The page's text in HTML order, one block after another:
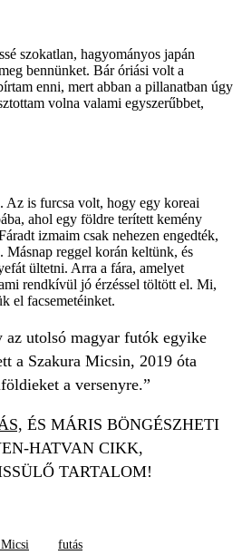
szokatlan, hagyományos japán
bennünket. Bár óriási volt a
enni, mert abban a pillanatban úgy
volna valami egyszerűbbet,
Az is furcsa volt, hogy egy koreai
ahol egy földre terített kemény
izmaim csak nehezen engedték,
Másnap reggel korán keltünk, és
ültetni. Arra a fára, amelyet
rendkívül jó érzéssel töltött el. Mi,
el facsemetéinket.
az utolsó magyar futók egyike
a Szakura Micsin, 2019 óta
a versenyre.”
ÉS MÁRIS BÖNGÉSZHETI
HATVAN CIKK,
TARTALOM!
Micsi futás